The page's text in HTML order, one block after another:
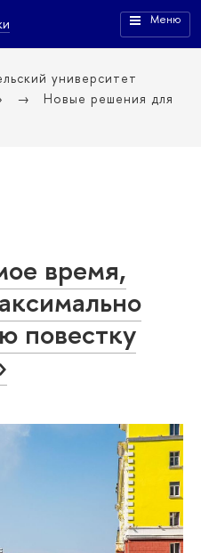
Меню
университет
Новые решения для
время,
повестку